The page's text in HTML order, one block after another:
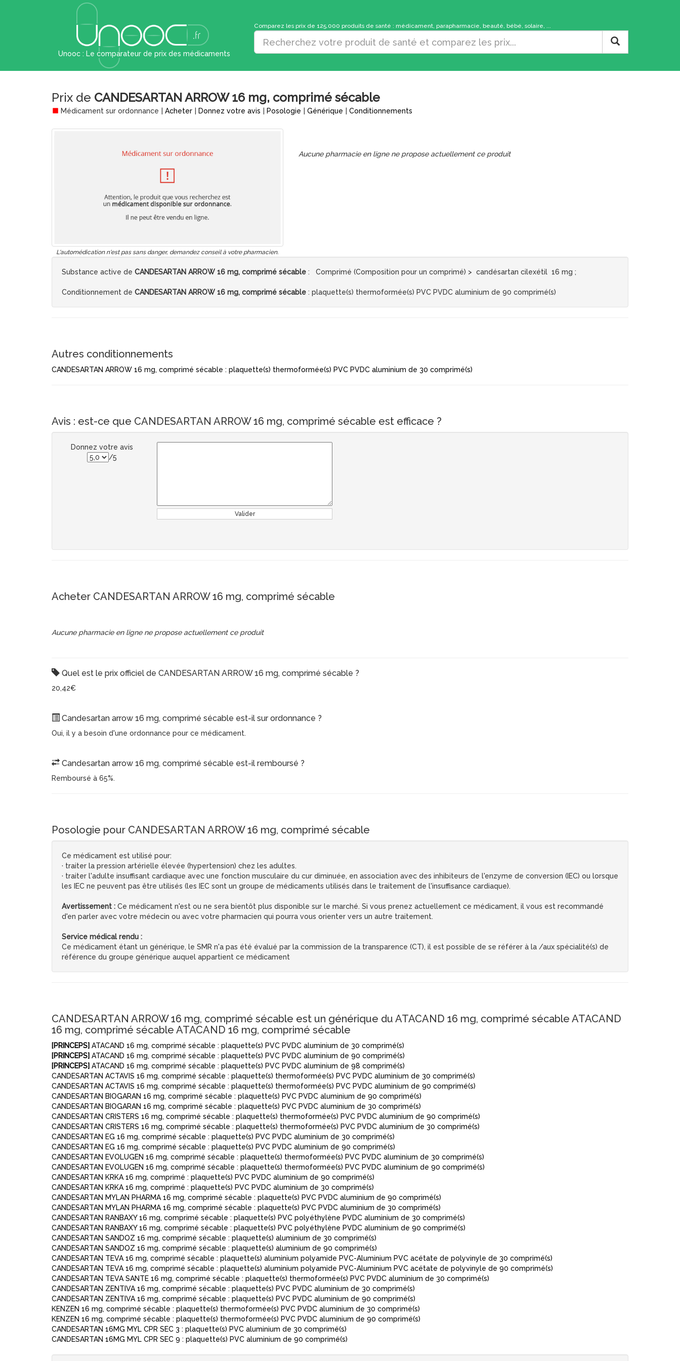
Unooc : Le comparateur de prix des médicaments
Comparez les prix de 125.000 produits de santé : médicament, parapharmacie, beauté, bébé, solaire, ...
Prix de CANDESARTAN ARROW 16 mg, comprimé sécable
Médicament sur ordonnance Acheter Donnez votre avis Posologie Générique Conditionnements
L'automédication n'est pas sans danger, demandez conseil à votre pharmacien.
Aucune pharmacie en ligne ne propose actuellement ce produit
Substance active de CANDESARTAN ARROW 16 mg, comprimé sécable : Comprimé (Composition pour un comprimé) > candésartan cilexétil 16 mg ;
Conditionnement de CANDESARTAN ARROW 16 mg, comprimé sécable : plaquette(s) thermoformée(s) PVC PVDC aluminium de 90 comprimé(s)
Autres conditionnements
CANDESARTAN ARROW 16 mg, comprimé sécable : plaquette(s) thermoformée(s) PVC PVDC aluminium de 30 comprimé(s)
Avis : est-ce que CANDESARTAN ARROW 16 mg, comprimé sécable est efficace ?
Donnez votre avis
/5
Valider
Acheter CANDESARTAN ARROW 16 mg, comprimé sécable
Aucune pharmacie en ligne ne propose actuellement ce produit
Quel est le prix officiel de CANDESARTAN ARROW 16 mg, comprimé sécable ?
20,42€
Candesartan arrow 16 mg, comprimé sécable est-il sur ordonnance ?
Oui, il y a besoin d'une ordonnance pour ce médicament.
Candesartan arrow 16 mg, comprimé sécable est-il remboursé ?
Remboursé à 65%.
Posologie pour CANDESARTAN ARROW 16 mg, comprimé sécable
Ce médicament est utilisé pour:
· traiter la pression artérielle élevée (hypertension) chez les adultes.
· traiter l'adulte insuffisant cardiaque avec une fonction musculaire du cur diminuée, en association avec des inhibiteurs de l'enzyme de conversion (IEC) ou lorsque
les IEC ne peuvent pas être utilisés (les IEC sont un groupe de médicaments utilisés dans le traitement de l'insuffisance cardiaque).
Avertissement : Ce médicament n'est ou ne sera bientôt plus disponible sur le marché. Si vous prenez actuellement ce médicament, il vous est recommandé
d'en parler avec votre médecin ou avec votre pharmacien qui pourra vous orienter vers un autre traitement.
Service médical rendu :
Ce médicament étant un générique, le SMR n'a pas été évalué par la commission de la transparence (CT), il est possible de se référer à la /aux spécialité(s) de
référence du groupe générique auquel appartient ce médicament
CANDESARTAN ARROW 16 mg, comprimé sécable est un générique du ATACAND 16 mg, comprimé sécable ATACAND
16 mg, comprimé sécable ATACAND 16 mg, comprimé sécable
[PRINCEPS] ATACAND 16 mg, comprimé sécable : plaquette(s) PVC PVDC aluminium de 30 comprimé(s)
[PRINCEPS] ATACAND 16 mg, comprimé sécable : plaquette(s) PVC PVDC aluminium de 90 comprimé(s)
[PRINCEPS] ATACAND 16 mg, comprimé sécable : plaquette(s) PVC PVDC aluminium de 98 comprimé(s)
CANDESARTAN ACTAVIS 16 mg, comprimé sécable : plaquette(s) thermoformée(s) PVC PVDC aluminium de 30 comprimé(s)
CANDESARTAN ACTAVIS 16 mg, comprimé sécable : plaquette(s) thermoformée(s) PVC PVDC aluminium de 90 comprimé(s)
CANDESARTAN BIOGARAN 16 mg, comprimé sécable : plaquette(s) PVC PVDC aluminium de 90 comprimé(s)
CANDESARTAN BIOGARAN 16 mg, comprimé sécable : plaquette(s) PVC PVDC aluminium de 30 comprimé(s)
CANDESARTAN CRISTERS 16 mg, comprimé sécable : plaquette(s) thermoformée(s) PVC PVDC aluminium de 90 comprimé(s)
CANDESARTAN CRISTERS 16 mg, comprimé sécable : plaquette(s) thermoformée(s) PVC PVDC aluminium de 30 comprimé(s)
CANDESARTAN EG 16 mg, comprimé sécable : plaquette(s) PVC PVDC aluminium de 30 comprimé(s)
CANDESARTAN EG 16 mg, comprimé sécable : plaquette(s) PVC PVDC aluminium de 90 comprimé(s)
CANDESARTAN EVOLUGEN 16 mg, comprimé sécable : plaquette(s) thermoformée(s) PVC PVDC aluminium de 30 comprimé(s)
CANDESARTAN EVOLUGEN 16 mg, comprimé sécable : plaquette(s) thermoformée(s) PVC PVDC aluminium de 90 comprimé(s)
CANDESARTAN KRKA 16 mg, comprimé : plaquette(s) PVC PVDC aluminium de 90 comprimé(s)
CANDESARTAN KRKA 16 mg, comprimé : plaquette(s) PVC PVDC aluminium de 30 comprimé(s)
CANDESARTAN MYLAN PHARMA 16 mg, comprimé sécable : plaquette(s) PVC PVDC aluminium de 90 comprimé(s)
CANDESARTAN MYLAN PHARMA 16 mg, comprimé sécable : plaquette(s) PVC PVDC aluminium de 30 comprimé(s)
CANDESARTAN RANBAXY 16 mg, comprimé sécable : plaquette(s) PVC polyéthylène PVDC aluminium de 30 comprimé(s)
CANDESARTAN RANBAXY 16 mg, comprimé sécable : plaquette(s) PVC polyéthylène PVDC aluminium de 90 comprimé(s)
CANDESARTAN SANDOZ 16 mg, comprimé sécable : plaquette(s) aluminium de 30 comprimé(s)
CANDESARTAN SANDOZ 16 mg, comprimé sécable : plaquette(s) aluminium de 90 comprimé(s)
CANDESARTAN TEVA 16 mg, comprimé sécable : plaquette(s) aluminium polyamide PVC-Aluminium PVC acétate de polyvinyle de 30 comprimé(s)
CANDESARTAN TEVA 16 mg, comprimé sécable : plaquette(s) aluminium polyamide PVC-Aluminium PVC acétate de polyvinyle de 90 comprimé(s)
CANDESARTAN TEVA SANTE 16 mg, comprimé sécable : plaquette(s) thermoformée(s) PVC PVDC aluminium de 30 comprimé(s)
CANDESARTAN ZENTIVA 16 mg, comprimé sécable : plaquette(s) PVC PVDC aluminium de 30 comprimé(s)
CANDESARTAN ZENTIVA 16 mg, comprimé sécable : plaquette(s) PVC PVDC aluminium de 90 comprimé(s)
KENZEN 16 mg, comprimé sécable : plaquette(s) thermoformée(s) PVC PVDC aluminium de 30 comprimé(s)
KENZEN 16 mg, comprimé sécable : plaquette(s) thermoformée(s) PVC PVDC aluminium de 90 comprimé(s)
CANDESARTAN 16MG MYL CPR SEC 3 : plaquette(s) PVC aluminium de 30 comprimé(s)
CANDESARTAN 16MG MYL CPR SEC 9 : plaquette(s) PVC aluminium de 90 comprimé(s)